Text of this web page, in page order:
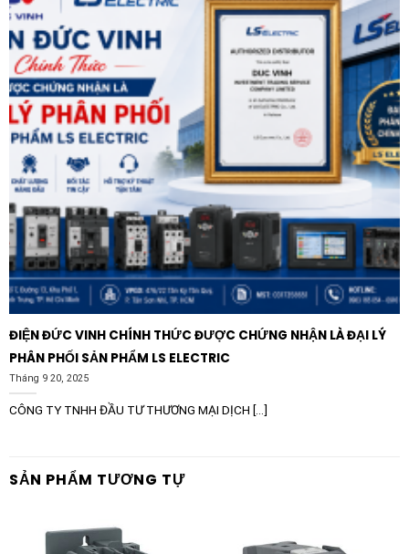
ĐIỆN ĐỨC VINH CHÍNH THỨC ĐƯỢC CHỨNG NHẬN LÀ ĐẠI LÝ
PHÂN PHỐI SẢN PHẨM LS ELECTRIC
Tháng 9 20, 2025
CÔNG TY TNHH ĐẦU TƯ THƯƠNG MẠI DỊCH [...]
SẢN PHẨM TƯƠNG TỰ